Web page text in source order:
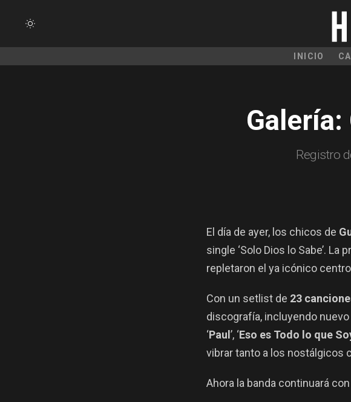
INICIO
Galería:
Registro
El día de ayer, los chicos de
single ‘Solo Dios lo Sabe’.
repletaron el ya icónico
Con un setlist de 23
discografía, incluyendo
‘Paul’, ‘Eso es Todo lo que
vibrar tanto a los nostálgicos
Ahora la banda continuará